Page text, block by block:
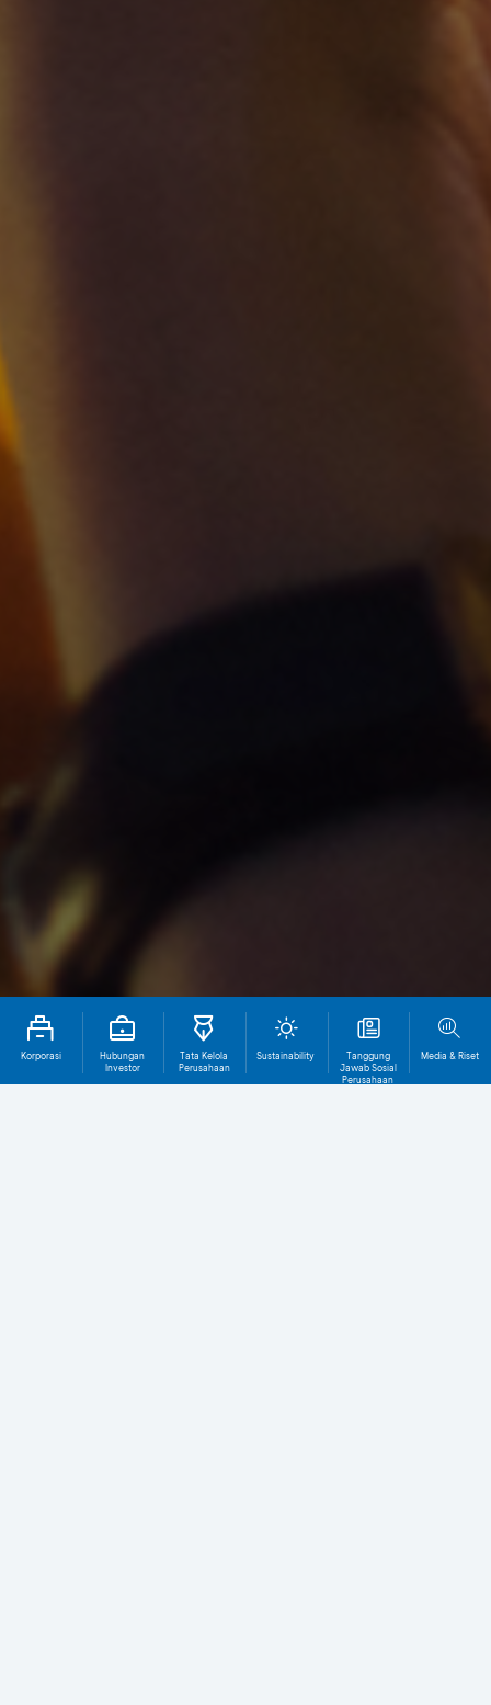
Korporasi
Hubungan
Investor
Tata Kelola
Perusahaan
Sustainability
Tanggung
Jawab Sosial
Perusahaan
Media & Riset